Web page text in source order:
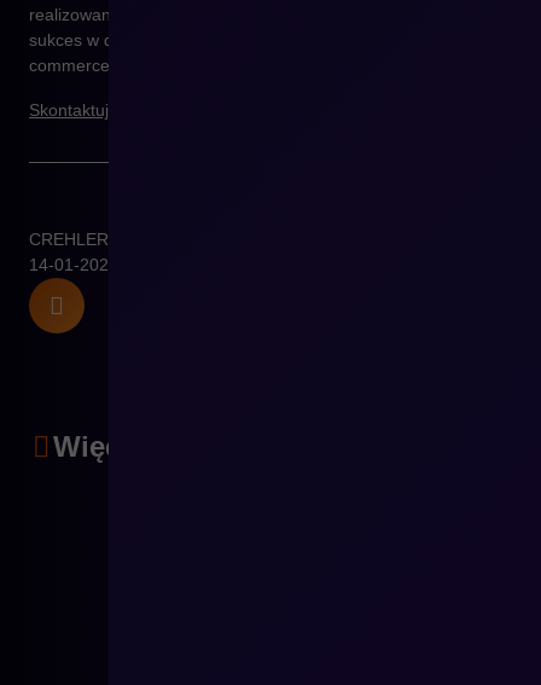
realizowany przez ekspertów, którzy pomogą Ci osiągnąć
sukces w dynamicznie zmieniającym się środowisku e-
commerce.
Skontaktuj się z nami!
CREHLER
14-01-2025
Więcej artykułów